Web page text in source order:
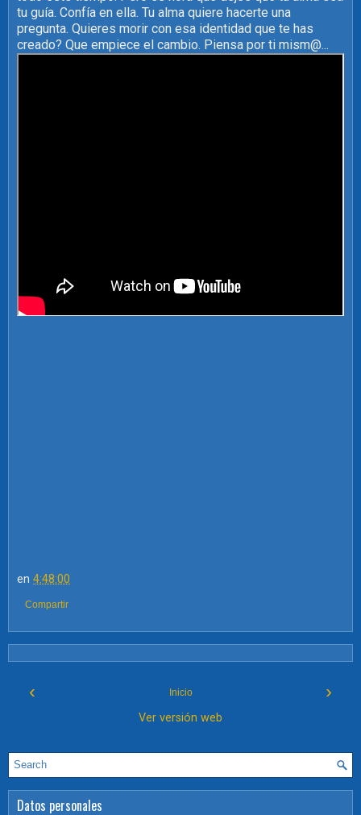
tu guía. Confía en ella. Tu alma quiere hacerte una
pregunta. Quieres morir con esa identidad que te has
creado? Que empiece el cambio. Piensa por ti mism@...
en 4:48:00
Compartir
‹ ›
Inicio
Ver versión web
Datos personales